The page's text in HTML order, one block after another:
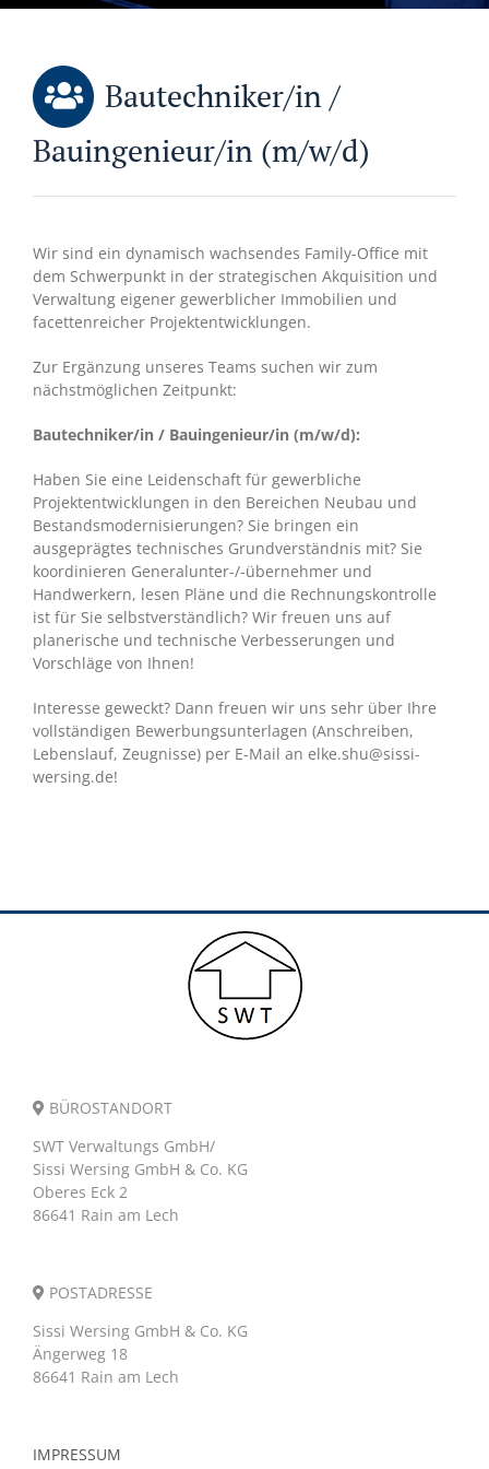
Bautechniker/in /
Bauingenieur/in (m/w/d)
Wir sind ein dynamisch wachsendes Family-Office mit
dem Schwerpunkt in der strategischen Akquisition und
Verwaltung eigener gewerblicher Immobilien und
facettenreicher Projektentwicklungen.
Zur Ergänzung unseres Teams suchen wir zum
nächstmöglichen Zeitpunkt:
Bautechniker/in / Bauingenieur/in (m/w/d):
Haben Sie eine Leidenschaft für gewerbliche
Projektentwicklungen in den Bereichen Neubau und
Bestandsmodernisierungen? Sie bringen ein
ausgeprägtes technisches Grundverständnis mit? Sie
koordinieren Generalunter-/-übernehmer und
Handwerkern, lesen Pläne und die Rechnungskontrolle
ist für Sie selbstverständlich? Wir freuen uns auf
planerische und technische Verbesserungen und
Vorschläge von Ihnen!
Interesse geweckt? Dann freuen wir uns sehr über Ihre
vollständigen Bewerbungsunterlagen (Anschreiben,
Lebenslauf, Zeugnisse) per E-Mail an elke.shu@sissi-
wersing.de!
BÜROSTANDORT
SWT Verwaltungs GmbH/
Sissi Wersing GmbH & Co. KG
Oberes Eck 2
86641 Rain am Lech
POSTADRESSE
Sissi Wersing GmbH & Co. KG
Ängerweg 18
86641 Rain am Lech
IMPRESSUM